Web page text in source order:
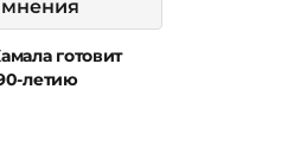
готовит
летию